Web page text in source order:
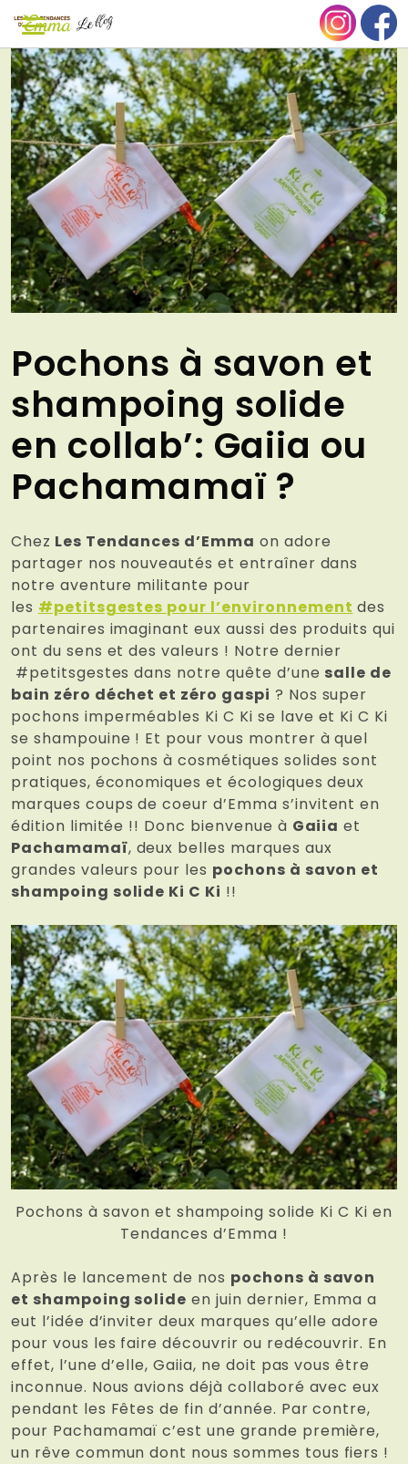
Aller
contenu
Pochons à savon et
shampoing solide
en collab’: Gaiia ou
Pachamamaï ?
Chez Les Tendances d’Emma on adore
partager nos nouveautés et entraîner dans
notre aventure militante pour
les #petitsgestes pour l’environnement des
partenaires imaginant eux aussi des produits qui
ont du sens et des valeurs ! Notre dernier
#petitsgestes dans notre quête d’une salle de
bain zéro déchet et zéro gaspi ? Nos super
pochons imperméables Ki C Ki se lave et Ki C Ki
se shampouine ! Et pour vous montrer à quel
point nos pochons à cosmétiques solides sont
pratiques, économiques et écologiques deux
marques coups de coeur d’Emma s’invitent en
édition limitée !! Donc bienvenue à Gaiia et
Pachamamaï, deux belles marques aux
grandes valeurs pour les pochons à savon et
shampoing solide Ki C Ki !!
Pochons à savon et shampoing solide Ki C Ki en
Tendances d’Emma !
Après le lancement de nos pochons à savon
et shampoing solide en juin dernier, Emma a
eut l’idée d’inviter deux marques qu’elle adore
pour vous les faire découvrir ou redécouvrir. En
effet, l’une d’elle, Gaiia, ne doit pas vous être
inconnue. Nous avions déjà collaboré avec eux
pendant les Fêtes de fin d’année. Par contre,
pour Pachamamaï c’est une grande première,
un rêve commun dont nous sommes tous fiers !